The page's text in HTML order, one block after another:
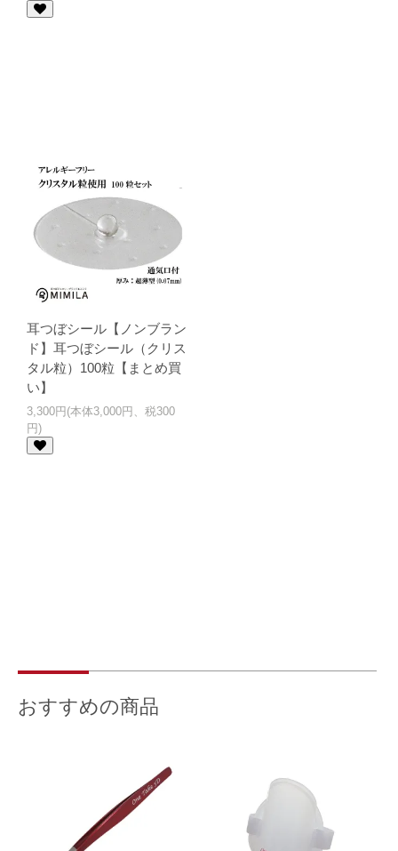
耳つぼシール【ノンブラン
ド】耳つぼシール（クリス
タル粒）100粒【まとめ買
い】
3,300円(本体3,000円、税300
円)
おすすめの商品